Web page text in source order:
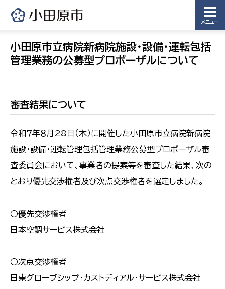
メニュー
小田原市立病院新病院施設・設備・運転包括
管理業務の公募型プロポーザルについて
審査結果について
令和７年８月28日（木）に開催した小田原市立病院新病院
施設・設備・運転管理包括管理業務公募型プロポーザル審
査委員会において、事業者の提案等を審査した結果、次の
とおり優先交渉権者及び次点交渉権者を選定しました。
○優先交渉権者
日本空調サービス株式会社
○次点交渉権者
日東グローブシップ・カストディアル・サービス株式会社